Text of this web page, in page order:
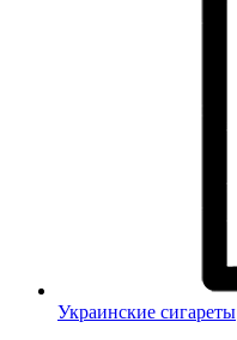
Украинские сигареты